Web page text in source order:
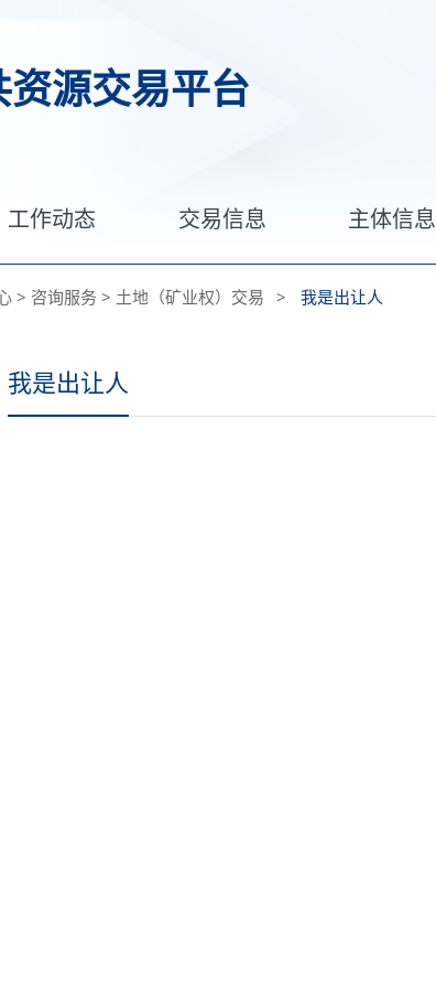
源交易平台
工作动态 交易信息 主体信息
> 咨询服务 > 土地（矿业权）交易 > 我是出让人
我是出让人